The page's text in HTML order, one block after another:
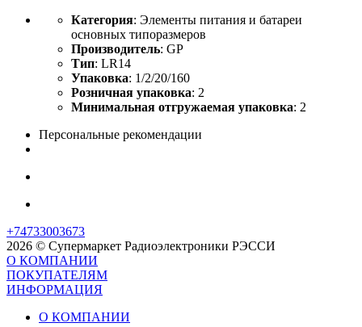
Категория: Элементы питания и батареи
основных типоразмеров
Производитель: GP
Тип: LR14
Упаковка: 1/2/20/160
Розничная упаковка: 2
Минимальная отгружаемая упаковка: 2
Персональные рекомендации
+74733003673
2026 © Супермаркет Радиоэлектроники РЭССИ
О КОМПАНИИ
ПОКУПАТЕЛЯМ
ИНФОРМАЦИЯ
О КОМПАНИИ